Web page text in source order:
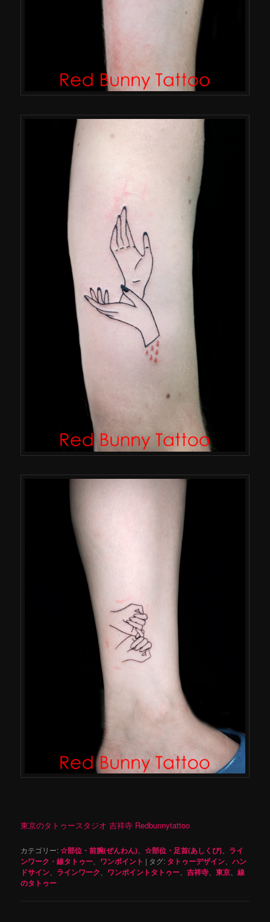
東京のタトゥースタジオ 吉祥寺 Redbunnytattoo
カテゴリー:☆部位・前腕(ぜんわん) 、☆部位・足首(あしくび)
ライ
ンワーク・線タトゥー
ワンポイント | タグ: タトゥーデザイン 、ハン
ドサイン
ラインワーク ワンポイントタトゥー 、吉祥寺 、東京 、線
のタトゥー